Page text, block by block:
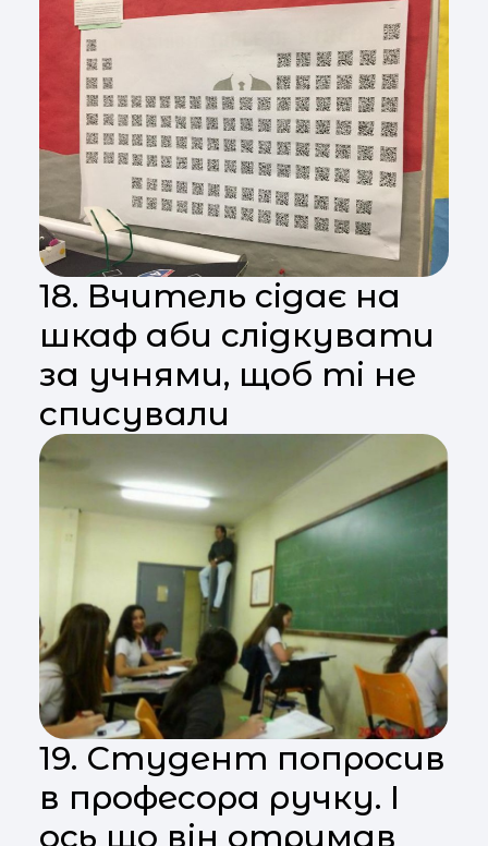
18. Вчитель сідає на
шкаф аби слідкувати
за учнями, щоб ті не
списували
19. Студент попросив
в професора ручку. І
ось що він отримав